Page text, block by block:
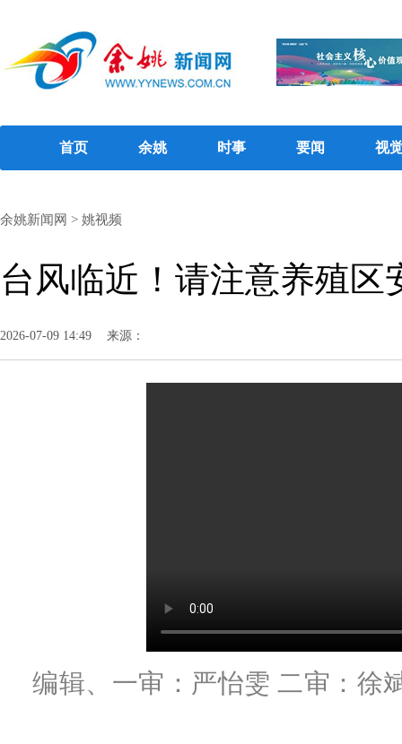
首页 余姚 时事 要闻 视
余姚新闻网 > 姚视频
台风临近！请注意养殖区
2026-07-09 14:49 来源：
编辑、一审：严怡雯 二审：徐